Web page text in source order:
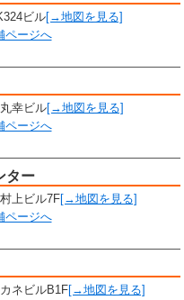
ビル[→地図を見る]
ページへ
幸ビル[→地図を見る]
ページへ
ター
上ビル7F[→地図を見る]
ページへ
ネビルB1F[→地図を見る]